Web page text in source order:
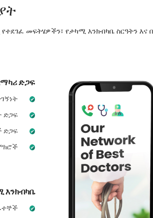
መፍትሄዎችን፣ የታካሚ እንክብካቤ ስርዓትን እና
ድጋፍ
ድጋፍ
ድጋፍ
እንክብካቤ